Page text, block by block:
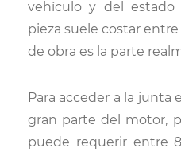
vehículo y del
pieza suele costar
de obra es la parte
Para acceder a la junta
gran parte del motor,
puede requerir entre